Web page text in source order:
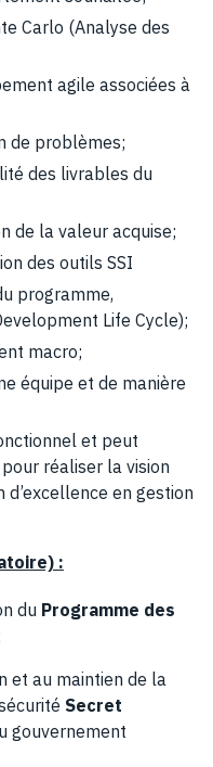
Carlo (Analyse des
agile associées à
de problèmes;
des livrables du
de la valeur acquise;
des outils SSI
programme,
Life Cycle);
macro;
équipe et de manière
et peut
réaliser la vision
d’excellence en gestion
:
du Programme des
et au maintien de la
Secret
gouvernement